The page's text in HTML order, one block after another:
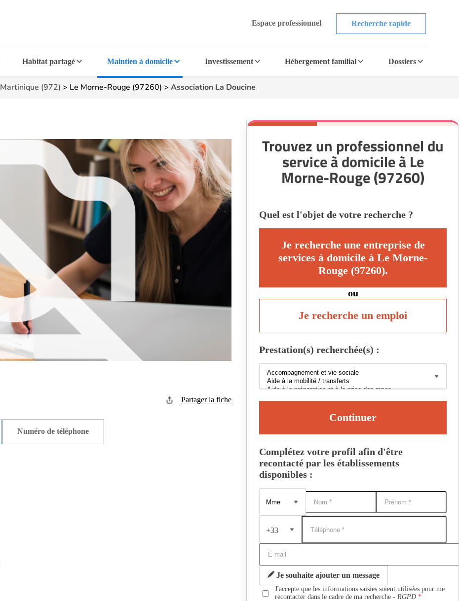
Espace professionnel Recherche rapide
Habitat partagé Maintien à domicile Investissement Hébergement familial Dossiers
Martinique (972) > Le Morne-Rouge (97260) > Association La Doucine
Partager la fiche
Numéro de téléphone
Trouvez un professionnel du
service à domicile à Le
Morne-Rouge (97260)
Quel est l'objet de votre recherche ?
Je recherche une entreprise de
services à domicile à Le Morne-
Rouge (97260).
ou
Je recherche un emploi
Prestation(s) recherchée(s) :
Continuer
Complétez votre profil afin d'être
recontacté par les établissements
disponibles :
+33
Je souhaite ajouter un message
J'accepte que les informations saisies soient utilisées pour me
recontacter dans le cadre de ma recherche -RGPD